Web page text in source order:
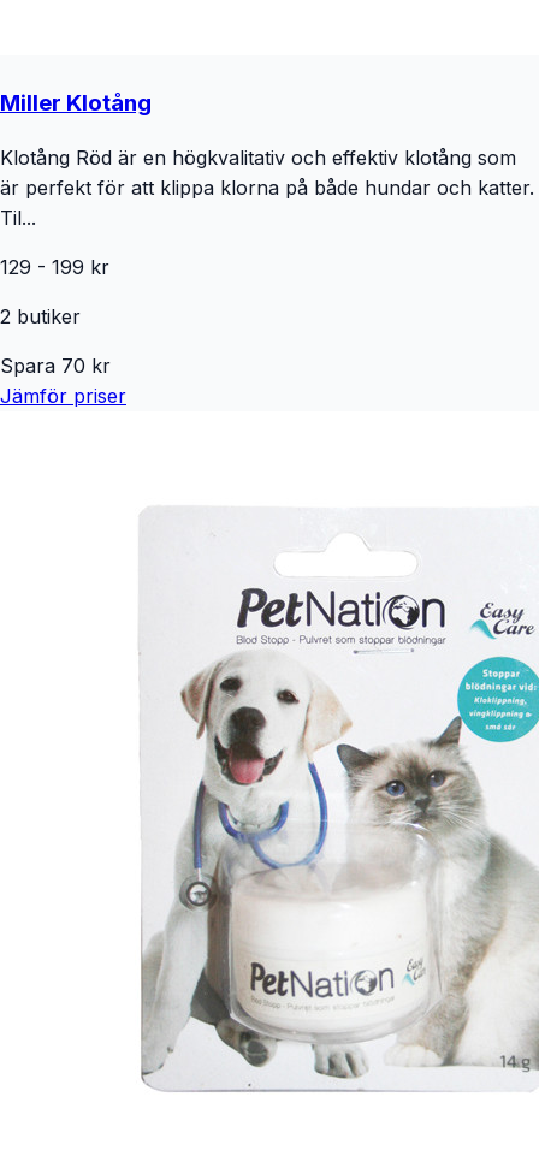
Miller Klotång
Klotång Röd är en högkvalitativ och effektiv klotång som
är perfekt för att klippa klorna på både hundar och katter.
Til...
129 - 199 kr
2 butiker
Spara 70 kr
Jämför priser